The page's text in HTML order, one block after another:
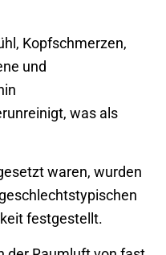
Kopfschmerzen,
und
was als
waren, wurden
festgestellt.